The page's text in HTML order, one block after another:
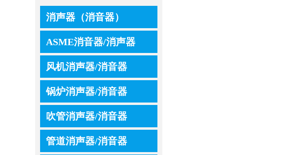
消声器（消音器）
ASME消音器/消声器
风机消声器/消音器
锅炉消声器/消音器
吹管消声器/消音器
管道消声器/消音器